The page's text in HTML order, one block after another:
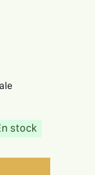
stock